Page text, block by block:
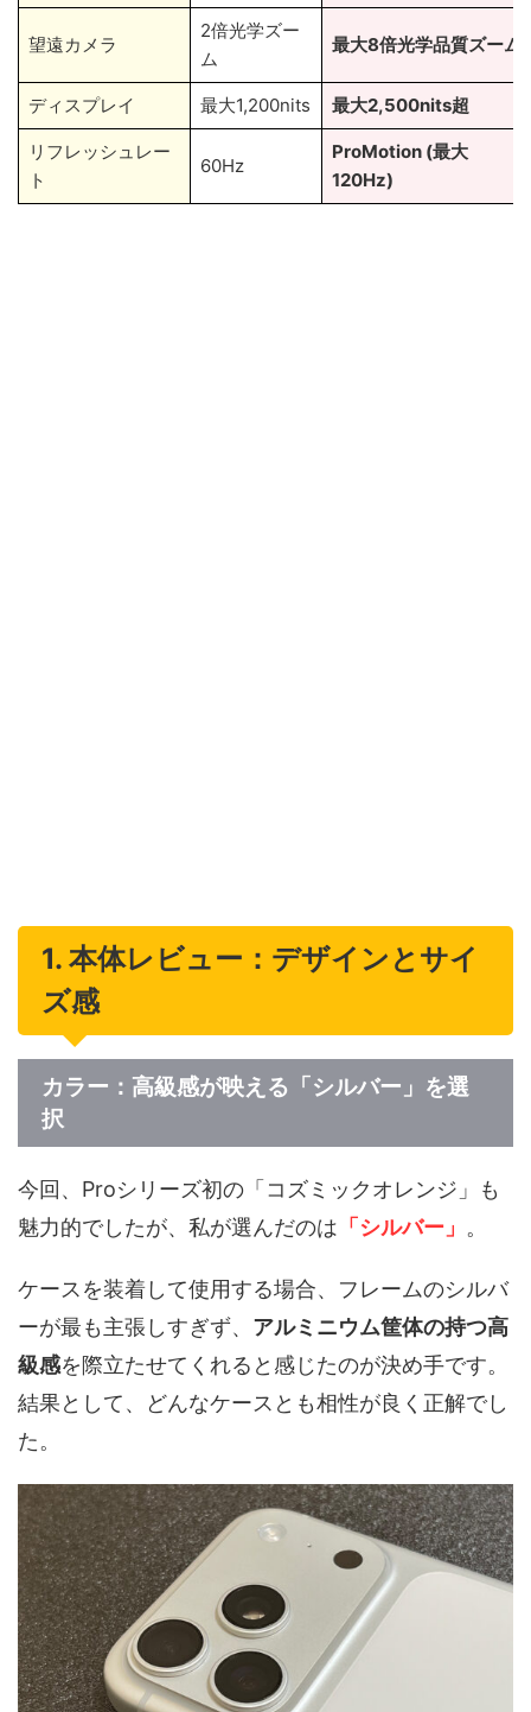
望遠カメラ
2倍光学ズー
ム
最大8倍光学品質ズーム
ディスプレイ 最大1,200nits 最大2,500nits超
リフレッシュレー
ト
60Hz
ProMotion (最大
120Hz)
1. 本体レビュー：デザインとサイ
ズ感
カラー：高級感が映える「シルバー」を選
択
今回、Proシリーズ初の「コズミックオレンジ」も
魅力的でしたが、私が選んだのは 「シルバー」 。
ケースを装着して使用する場合、フレームのシルバ
ーが最も主張しすぎず、 アルミニウム筐体の持つ高
級感を際立たせてくれると感じたのが決め手です。
結果として、どんなケースとも相性が良く正解でし
た。